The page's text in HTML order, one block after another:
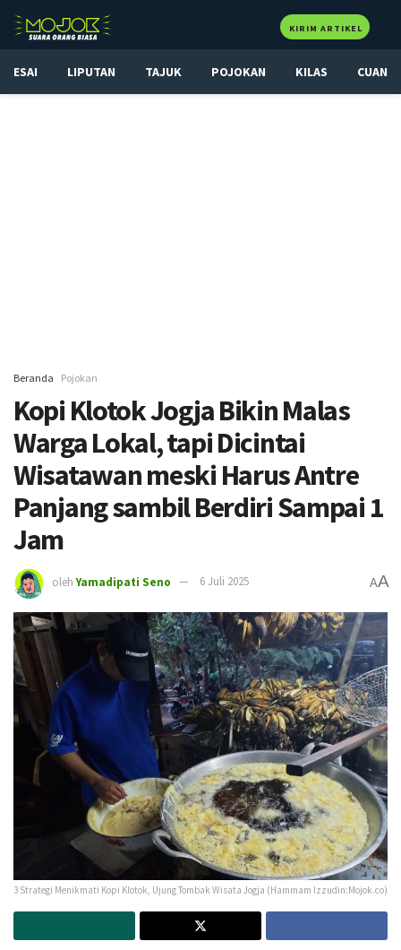
KIRIM ARTIKEL
ESAI LIPUTAN TAJUK POJOKAN KILAS CUAN
Beranda Pojokan
Kopi Klotok Jogja Bikin Malas
Warga Lokal, tapi Dicintai
Wisatawan meski Harus Antre
Panjang sambil Berdiri Sampai 1
Jam
oleh Yamadipati Seno 6 Juli 2025 AA
3 Strategi Menikmati Kopi Klotok, Ujung Tombak Wisata Jogja (Hammam Izzudin:Mojok.co)